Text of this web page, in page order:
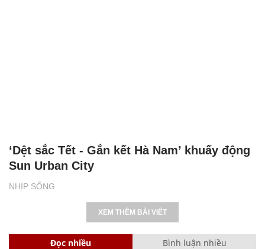
NHỊP SỐNG
‘Dệt sắc Tết - Gắn kết Hà Nam’ khuấy động
Sun Urban City
XEM THÊM BÀI VIẾT
Đọc nhiều Bình luận nhiều